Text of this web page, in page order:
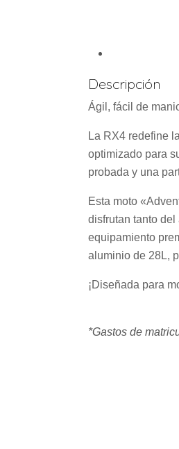
Descripción
Ágil, fácil de
La RX4 redefine
optimizado para
probada y una
Esta moto
disfrutan tanto
equipamiento
aluminio de 28L,
¡Diseñada para
*Gastos de